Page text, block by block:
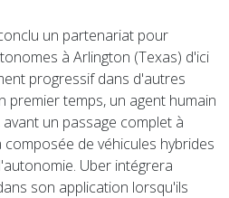
un partenariat pour
à Arlington (Texas) d'ici
progressif dans d'autres
premier temps, un agent humain
un passage complet à
de véhicules hybrides
Uber intégrera
son application lorsqu'ils